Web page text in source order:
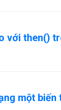
với then()
một biến